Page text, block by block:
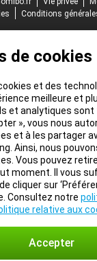
Conditions
de cookies
et des
meilleure et
et analytiques sont
», vous nous
et à les partager
Ainsi, nous
Vous pouvez
moment. Il vous
cliquer sur
Consultez notre
relative aux
Accepter